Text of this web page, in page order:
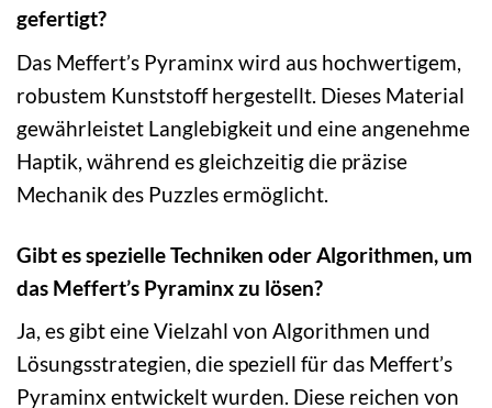
gefertigt?
Das Meffert’s Pyraminx wird aus hochwertigem,
robustem Kunststoff hergestellt. Dieses Material
gewährleistet Langlebigkeit und eine angenehme
Haptik, während es gleichzeitig die präzise
Mechanik des Puzzles ermöglicht.
Gibt es spezielle Techniken oder Algorithmen, um
das Meffert’s Pyraminx zu lösen?
Ja, es gibt eine Vielzahl von Algorithmen und
Lösungsstrategien, die speziell für das Meffert’s
Pyraminx entwickelt wurden. Diese reichen von